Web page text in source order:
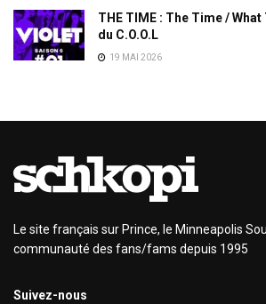
THE TIME : The Time /
du C.O.O.L
19 MAI 2026
Le site français sur Prince, le Minneapolis
communauté des fans/fams depuis 1995
Suivez-nous